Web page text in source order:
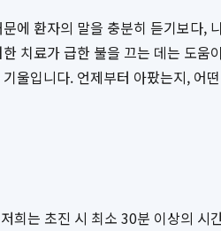
에 환자의 말을 충분히 듣기보다
치료가 급한 불을 끄는 데는 도
울입니다. 언제부터 아팠는지,
희는 초진 시 최소 30분 이상의